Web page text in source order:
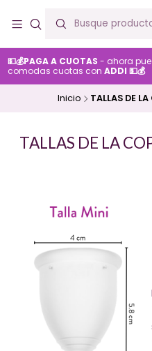
💵💰PAGA A CUOTAS - ahora
comodas cuotas conADDI 💵💰
Inicio TALLAS DE
TALLAS DE LA